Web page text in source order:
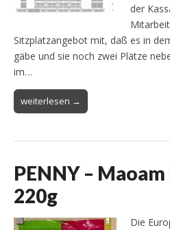
der
Sitzplatzangebot mit, daß es in
gäbe und sie noch zwei Plätze
im…
weiterlesen →
PENNY –
220g
Die